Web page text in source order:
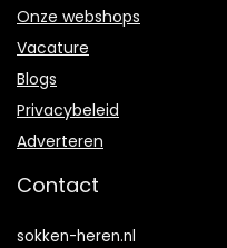
Onze webshops
Vacature
Blogs
Privacybeleid
Adverteren
Contact
sokken-heren.nl